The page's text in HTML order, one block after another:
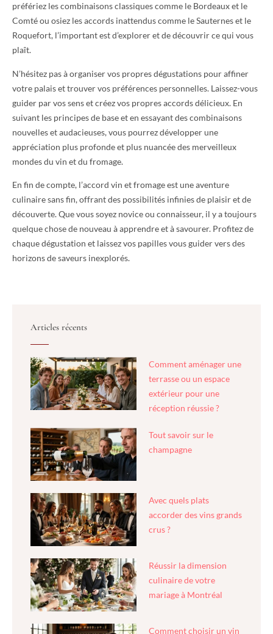
préfériez les combinaisons classiques comme le Bordeaux et le
Comté ou osiez les accords inattendus comme le Sauternes et le
Roquefort, l’important est d’explorer et de découvrir ce qui vous
plaît.
N’hésitez pas à organiser vos propres dégustations pour affiner
votre palais et trouver vos préférences personnelles. Laissez-vous
guider par vos sens et créez vos propres accords délicieux. En
suivant les principes de base et en essayant des combinaisons
nouvelles et audacieuses, vous pourrez développer une
appréciation plus profonde et plus nuancée des merveilleux
mondes du vin et du fromage.
En fin de compte, l’accord vin et fromage est une aventure
culinaire sans fin, offrant des possibilités infinies de plaisir et de
découverte. Que vous soyez novice ou connaisseur, il y a toujours
quelque chose de nouveau à apprendre et à savourer. Profitez de
chaque dégustation et laissez vos papilles vous guider vers des
horizons de saveurs inexplorés.
Articles récents
Comment aménager une
terrasse ou un espace
extérieur pour une
réception réussie ?
Tout savoir sur le
champagne
Avec quels plats
accorder des vins grands
crus ?
Réussir la dimension
culinaire de votre
mariage à Montréal
Comment choisir un vin